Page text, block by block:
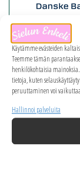
Käytämme evästeiden
Teemme tämän
henkilökohtaisia
tietoja, kuten
peruuttaminen voi
Hallinnoi palveluita